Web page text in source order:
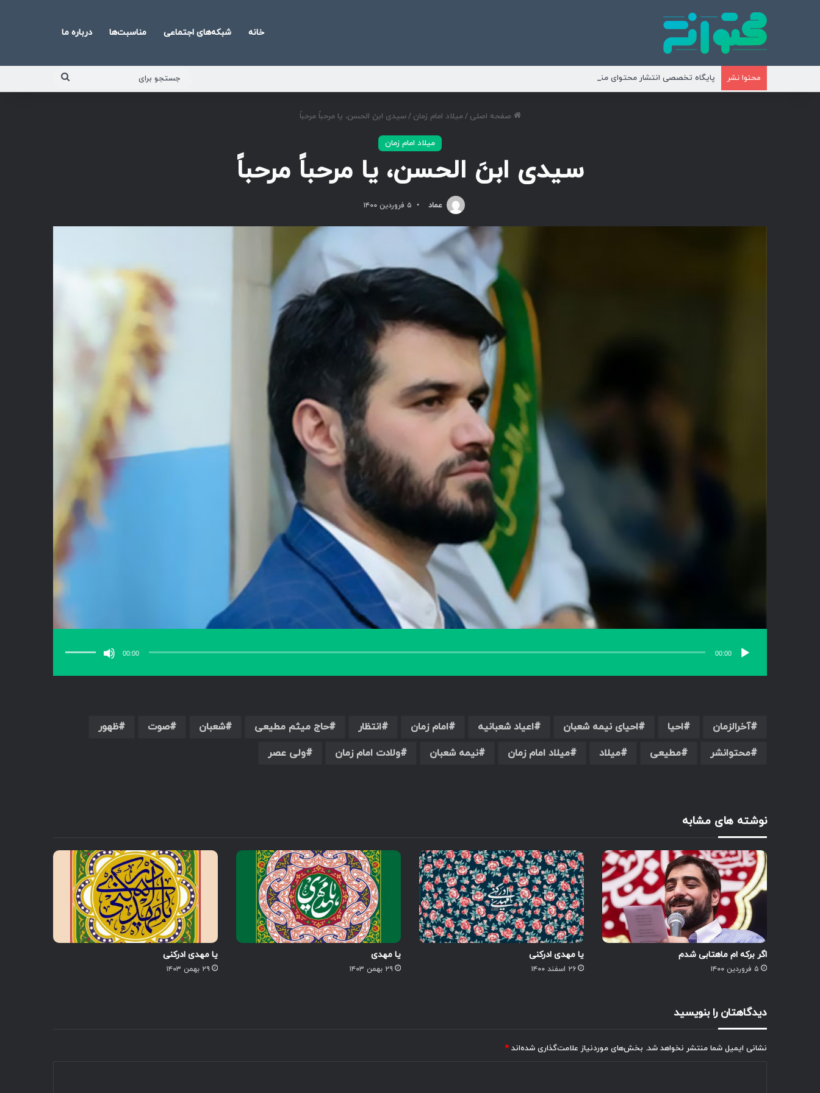
خانه شبکه‌های اجتماعی مناسبت‌ها درباره ما
محتوا نشر پایگاه تخصصی انتشار محتوای مناسبتی و موضوعی
صفحه اصلی /میلاد امام زمان /سیدی ابنَ الحسن، یا مرحباً مرحباً
میلاد امام زمان
سیدی ابنَ الحسن، یا مرحباً مرحباً
عماد ۵ فروردین ۱۴۰۰
پخش‌کننده
00:00
00:00
کاهش
آخرالزمان احیا احیای نیمه شعبان اعیاد شعبانیه امام زمان انتظار حاج میثم مطیعی شعبان صوت
ظهور
محتوانشر
مطیعی میلاد میلاد امام زمان نیمه شعبان ولادت امام زمان ولی عصر
نوشته های مشابه
اگر برکه ام ماهتابی شدم
۵ فروردین ۱۴۰۰
یا مهدی ادرکنی
۲۶ اسفند ۱۴۰۰
یا مهدی
۲۹ بهمن ۱۴۰۳
یا مهدی ادرکنی
۲۹ بهمن ۱۴۰۳
دیدگاهتان را بنویسید
نشانی ایمیل شما منتشر نخواهد شد. بخش‌های موردنیاز علامت‌گذاری شده‌اند *